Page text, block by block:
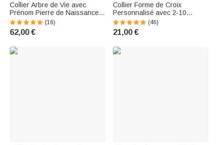
Collier Arbre de Vie avec
Prénom Pierre de Naissance
Personnalisés Cadeau
d'Anniversaire de Fête des
Mères pour Maman Famille
(16)
62,00 €
Collier Forme de Croix
Personnalisé avec 2-10
Pierres de Naissance Nom
Style Arbre de Famille Cadeau
Fête des Mères Baptême
(46)
21,00 €